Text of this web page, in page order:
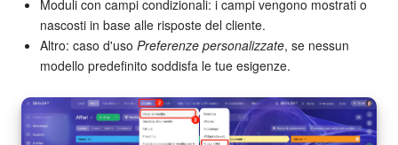
INIZIA GRATIS
Moduli con campi condizionali: i campi vengono mostrati o
nascosti in base alle risposte del cliente.
Altro: caso d'uso Preferenze personalizzate, se nessun
modello predefinito soddisfa le tue esigenze.